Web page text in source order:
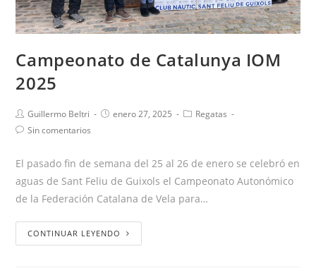
Campeonato de Catalunya IOM
2025
Guillermo Beltri enero 27, 2025
Regatas
Sin comentarios
El pasado fin de semana del 25 al 26 de enero se celebró en
aguas de Sant Feliu de Guixols el Campeonato Autonómico
de la Federación Catalana de Vela para…
CONTINUAR LEYENDO